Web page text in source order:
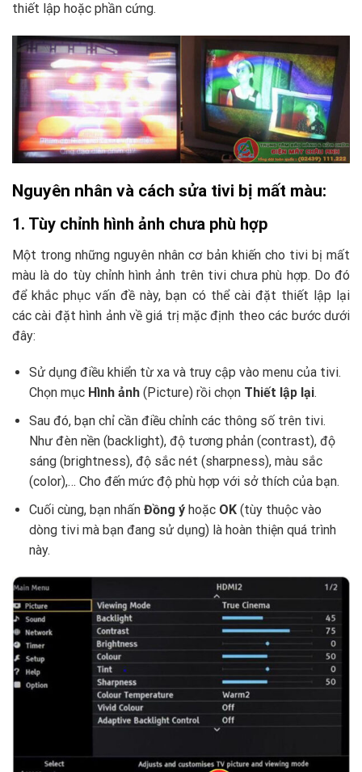
thiết lập hoặc phần cứng.
Nguyên nhân và cách sửa tivi bị mất màu:
1. Tùy chỉnh hình ảnh chưa phù hợp
Một trong những nguyên nhân cơ bản khiến cho tivi bị mất
màu là do tùy chỉnh hình ảnh trên tivi chưa phù hợp. Do đó
để khắc phục vấn đề này, bạn có thể cài đặt thiết lập lại
các cài đặt hình ảnh về giá trị mặc định theo các bước dưới
đây:
Sử dụng điều khiển từ xa và truy cập vào menu của tivi.
Chọn mục Hình ảnh(Picture) rồi chọn Thiết lập lại.
Sau đó, bạn chỉ cần điều chỉnh các thông số trên tivi.
Như đèn nền (backlight), độ tương phản (contrast), độ
sáng (brightness), độ sắc nét (sharpness), màu sắc
(color),… Cho đến mức độ phù hợp với sở thích của bạn.
Cuối cùng, bạn nhấn Đồng ýhoặc OK(tùy thuộc vào
dòng tivi mà bạn đang sử dụng) là hoàn thiện quá trình
này.